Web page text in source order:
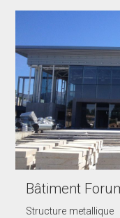
Bâtiment
Structure metallique